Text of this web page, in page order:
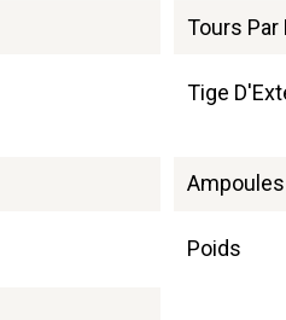
Tours Par
Tige
Ampoules
Poids